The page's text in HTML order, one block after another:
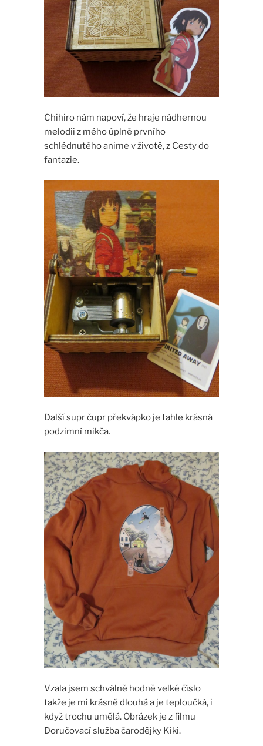
Chihiro nám napoví, že hraje nádhernou
melodii z mého úplně prvního
schlédnutého anime v životě, z Cesty do
fantazie.
Další supr čupr překvápko je tahle krásná
podzimní mikča.
Vzala jsem schválně hodně velké číslo
takže je mi krásně dlouhá a je teploučká, i
když trochu umělá. Obrázek je z filmu
Doručovací služba čarodějky Kiki.